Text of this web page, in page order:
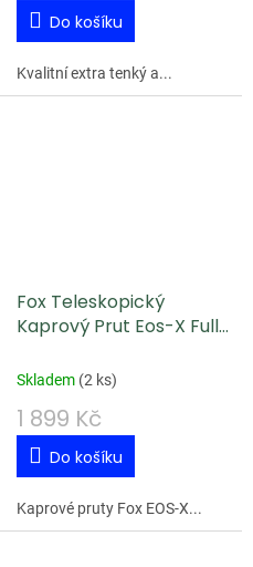
Do košíku
Kvalitní extra tenký a...
Fox Teleskopický
Kaprový Prut Eos-X Full
Skladem (2 ks)
1 899 Kč
Do košíku
Kaprové pruty Fox EOS-X...